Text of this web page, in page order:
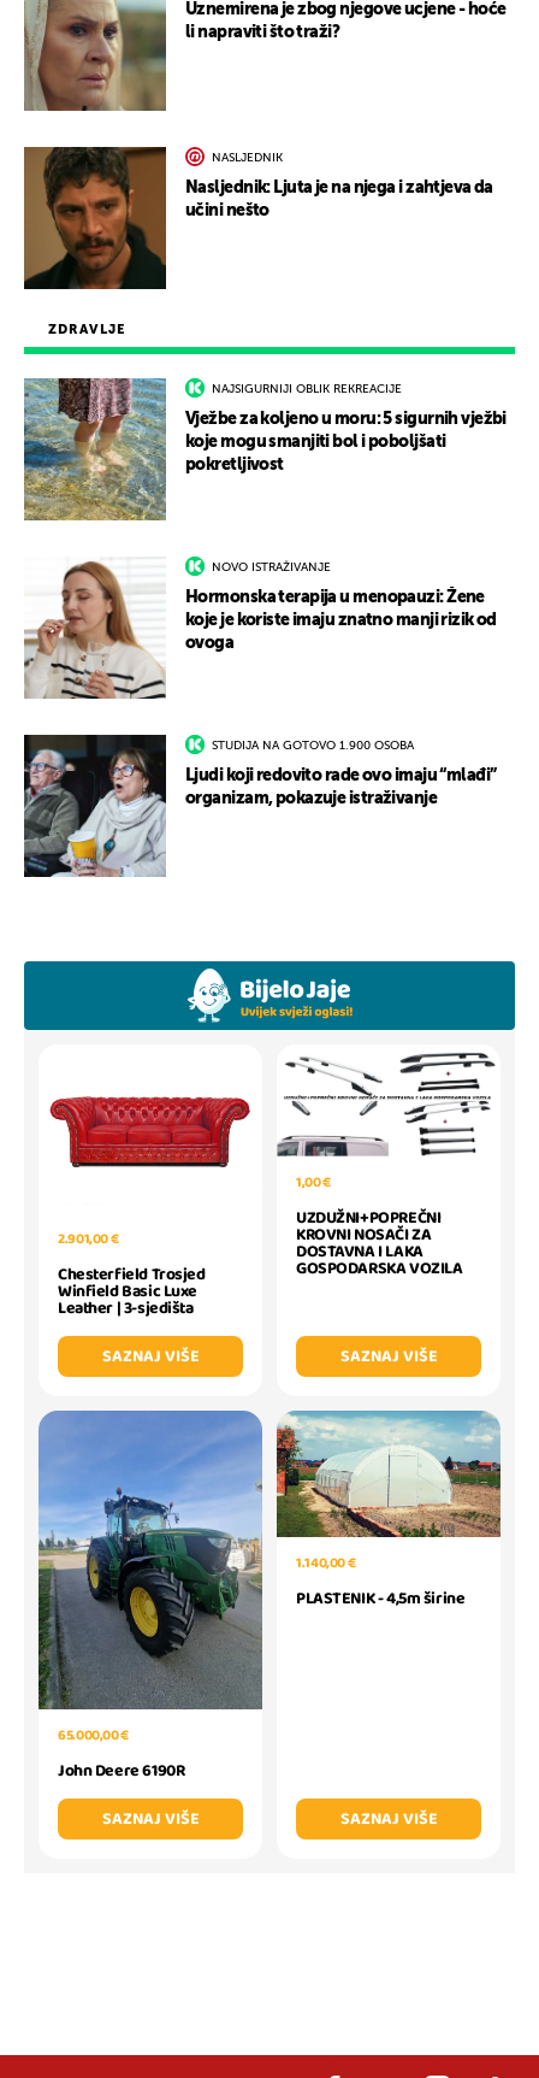
ZDRAVLJE
NAJSIGURNIJI OBLIK REKREACIJE
Vježbe za koljeno u moru: 5 sigurnih vježbi
koje mogu smanjiti bol i poboljšati
pokretljivost
NOVO ISTRAŽIVANJE
Hormonska terapija u menopauzi: Žene
koje je koriste imaju znatno manji rizik od
ovoga
STUDIJA NA GOTOVO 1.900 OSOBA
Ljudi koji redovito rade ovo imaju “mlađi”
organizam, pokazuje istraživanje
Uznemirena je zbog njegove ucjene - hoće
li napraviti što traži?
NASLJEDNIK
Nasljednik: Ljuta je na njega i zahtjeva da
učini nešto
2.901,00 €
Chesterfield Trosjed
Winfield Basic Luxe
Leather | 3-sjedišta
SAZNAJ VIŠE
1,00 €
UZDUŽNI+POPREČNI
KROVNI NOSAČI ZA
DOSTAVNA I LAKA
GOSPODARSKA VOZILA
SAZNAJ VIŠE
65.000,00 €
John Deere 6190R
SAZNAJ VIŠE
1.140,00 €
PLASTENIK - 4,5m širine
SAZNAJ VIŠE